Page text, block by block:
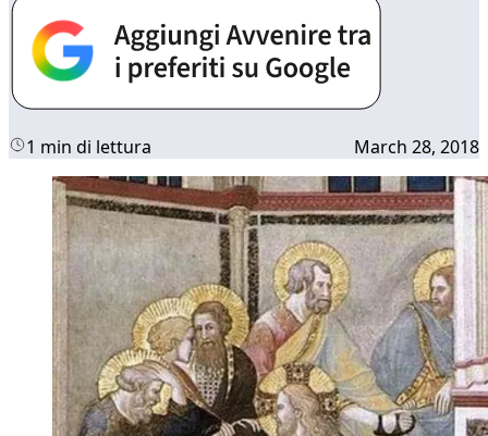
1 min di lettura March 28, 2018